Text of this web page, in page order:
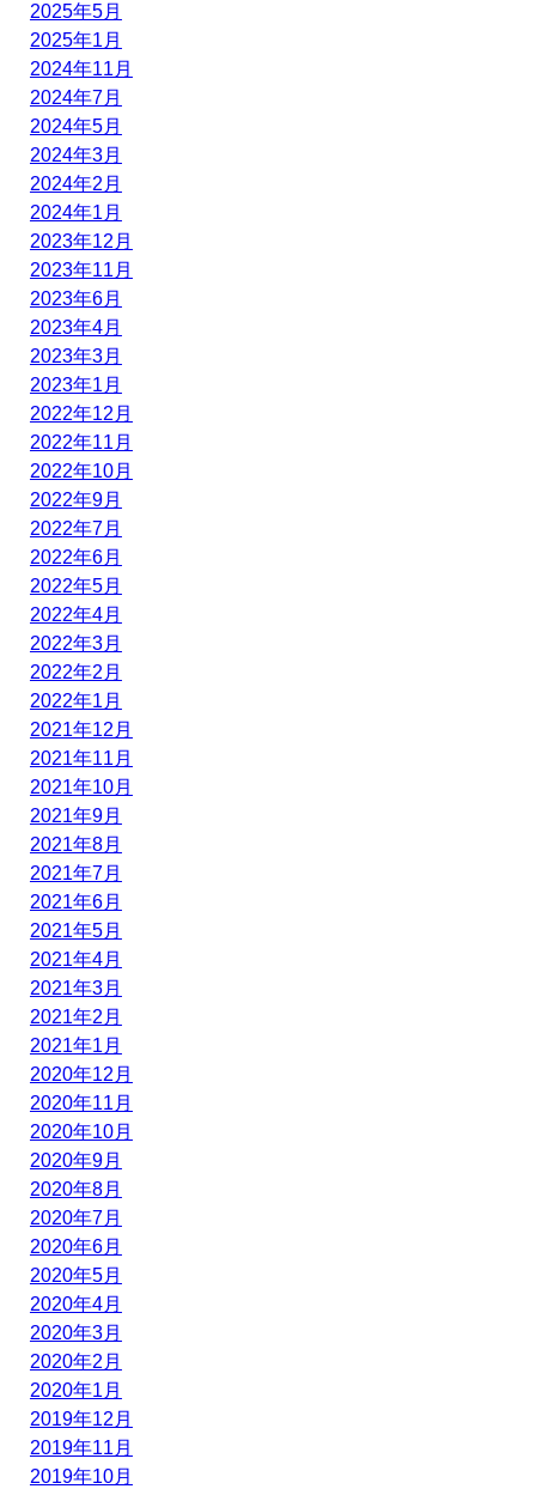
2025年5月
2025年1月
2024年11月
2024年7月
2024年5月
2024年3月
2024年2月
2024年1月
2023年12月
2023年11月
2023年6月
2023年4月
2023年3月
2023年1月
2022年12月
2022年11月
2022年10月
2022年9月
2022年7月
2022年6月
2022年5月
2022年4月
2022年3月
2022年2月
2022年1月
2021年12月
2021年11月
2021年10月
2021年9月
2021年8月
2021年7月
2021年6月
2021年5月
2021年4月
2021年3月
2021年2月
2021年1月
2020年12月
2020年11月
2020年10月
2020年9月
2020年8月
2020年7月
2020年6月
2020年5月
2020年4月
2020年3月
2020年2月
2020年1月
2019年12月
2019年11月
2019年10月